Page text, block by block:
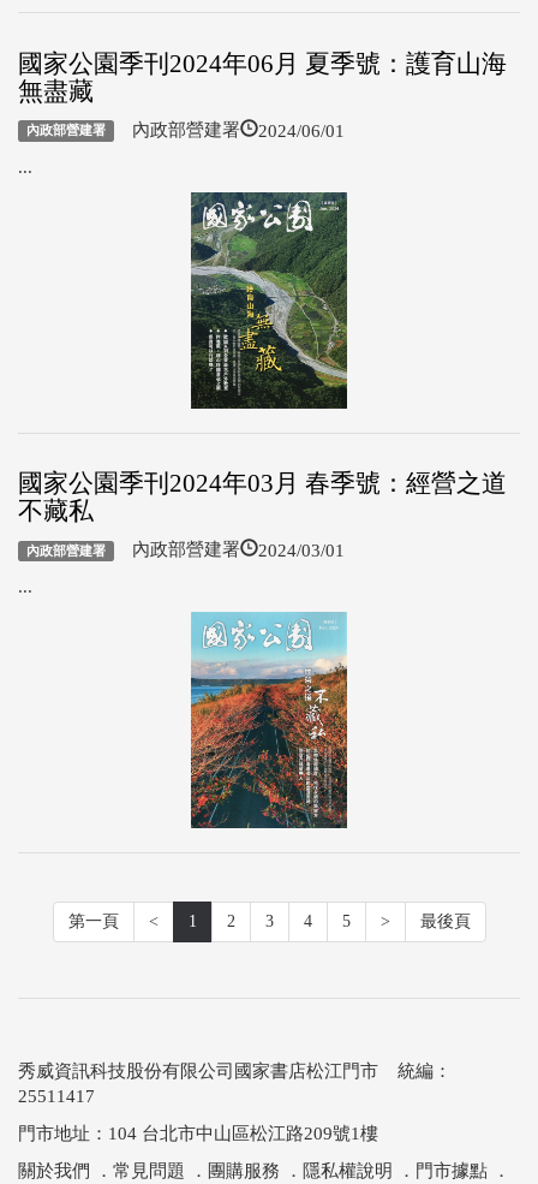
國家公園季刊2024年06月 夏季號：護育山海
無盡藏
內政部營建署 內政部營建署 2024/06/01
...
國家公園季刊2024年03月 春季號：經營之道
不藏私
內政部營建署 內政部營建署 2024/03/01
...
第一頁 < 1 2 3 4 5 > 最後頁
秀威資訊科技股份有限公司國家書店松江門市 統編：
25511417
門市地址：104 台北市中山區松江路209號1樓
關於我們
． 常見問題 ． 團購服務 ． 隱私權說明 ． 門市據點 ．